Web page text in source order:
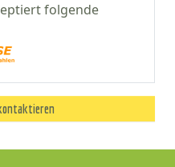
folgende